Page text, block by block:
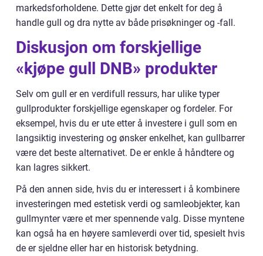
markedsforholdene. Dette gjør det enkelt for deg å
handle gull og dra nytte av både prisøkninger og -fall.
Diskusjon om forskjellige
«kjøpe gull DNB» produkter
Selv om gull er en verdifull ressurs, har ulike typer
gullprodukter forskjellige egenskaper og fordeler. For
eksempel, hvis du er ute etter å investere i gull som en
langsiktig investering og ønsker enkelhet, kan gullbarrer
være det beste alternativet. De er enkle å håndtere og
kan lagres sikkert.
På den annen side, hvis du er interessert i å kombinere
investeringen med estetisk verdi og samleobjekter, kan
gullmynter være et mer spennende valg. Disse myntene
kan også ha en høyere samleverdi over tid, spesielt hvis
de er sjeldne eller har en historisk betydning.